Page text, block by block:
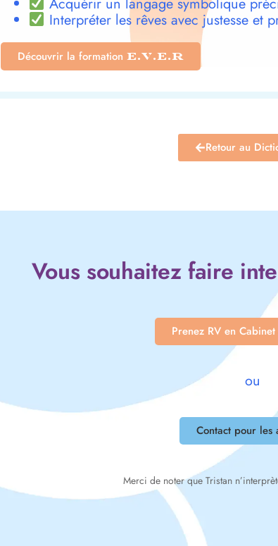
Acquérir un langage symbolique
Interpréter les rêves avec justesse et
Découvrir la formation E.V.E.R
Retour au
Vous souhaitez faire
Prenez RV en
ou
Contact pour les
Merci de noter que Tristan